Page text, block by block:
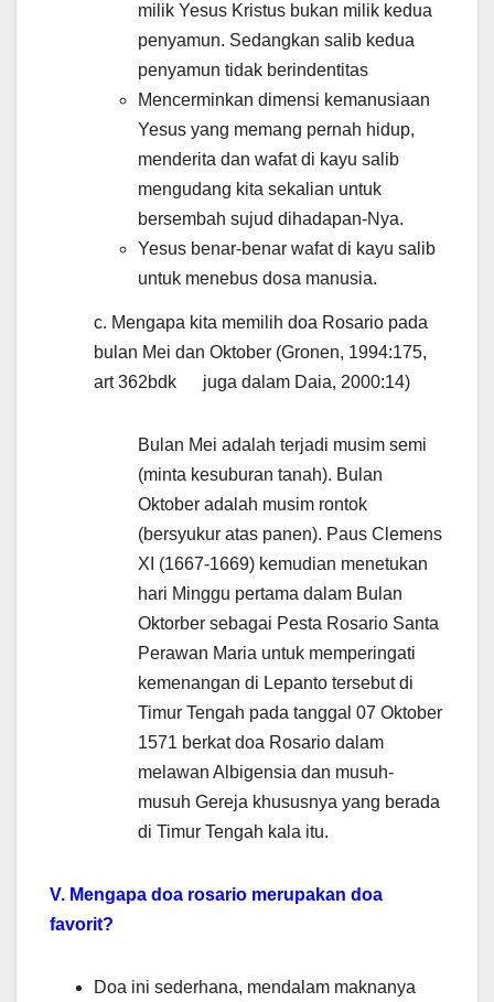
milik Yesus Kristus bukan milik kedua
penyamun. Sedangkan salib kedua
penyamun tidak berindentitas
Mencerminkan dimensi kemanusiaan
Yesus yang memang pernah hidup,
menderita dan wafat di kayu salib
mengudang kita sekalian untuk
bersembah sujud dihadapan-Nya.
Yesus benar-benar wafat di kayu salib
untuk menebus dosa manusia.
c. Mengapa kita memilih doa Rosario pada
bulan Mei dan Oktober (Gronen, 1994:175,
art 362bdk juga dalam Daia, 2000:14)
Bulan Mei adalah terjadi musim semi
(minta kesuburan tanah). Bulan
Oktober adalah musim rontok
(bersyukur atas panen). Paus Clemens
XI (1667-1669) kemudian menetukan
hari Minggu pertama dalam Bulan
Oktorber sebagai Pesta Rosario Santa
Perawan Maria untuk memperingati
kemenangan di Lepanto tersebut di
Timur Tengah pada tanggal 07 Oktober
1571 berkat doa Rosario dalam
melawan Albigensia dan musuh-
musuh Gereja khususnya yang berada
di Timur Tengah kala itu.
V. Mengapa doa rosario merupakan doa
favorit?
Doa ini sederhana, mendalam maknanya